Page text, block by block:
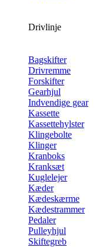
Drivlinje
Bagskifter
Drivremme
Forskifter
Gearhjul
Indvendige gear
Kassette
Kassettehylster
Klingebolte
Klinger
Kranboks
Kranksæt
Kuglelejer
Kæder
Kædeskærme
Kædestrammer
Pedaler
Pulleyhjul
Skiftegreb